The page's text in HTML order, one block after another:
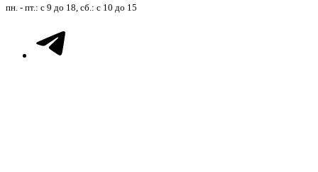
пн. - пт.: с 9 до 18, сб.: с 10 до 15